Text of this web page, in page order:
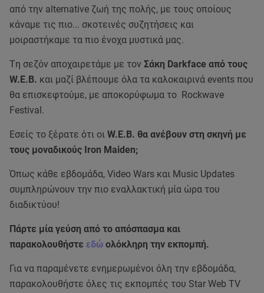
από την alternative ζωή της πολής, με τους οποίους
κάναμε τις πιο... σκοτεινές συζητήσεις και
μοιραστήκαμε τα πιο ένοχα μυστικά μας.
Tη σεζόν αποχαιρετάμε με τον Σάκη Darkface από τους
W.E.B. και μαζί βλέπουμε όλα τα καλοκαιρινά events που
θα επισκεφτούμε, με αποκορύφωμα το Rockwave
Festival.
Εσείς το ξέρατε ότι οι W.E.B. θα ανέβουν στη σκηνή με
τους μοναδικούς Iron Maiden;
Όπως κάθε εβδομάδα, Video Wars και Music Updates
συμπληρώνουν την πιο εναλλακτική μία ώρα του
διαδικτύου!
Πάρτε μία γεύση από το απόσπασμα και
παρακολουθήστε εδώ ολόκληρη την εκπομπή.
Για να παραμένετε ενημερωμένοι όλη την εβδομάδα,
παρακολουθήστε όλες τις εκπομπές του Star Web TV